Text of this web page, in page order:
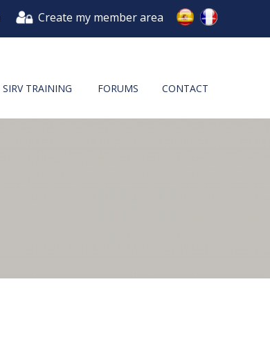
Create my member area
SIRV TRAINING FORUMS CONTACT